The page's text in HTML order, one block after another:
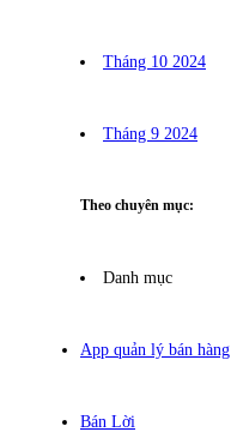
Tháng 10 2024
Tháng 9 2024
Theo chuyên mục:
Danh mục
App quản lý bán hàng
Bán Lời